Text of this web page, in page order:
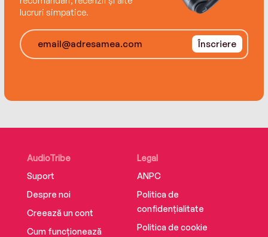
lucruri simpatice.
Înscriere
AudioTribe
Suport
Despre noi
Creează un cont
Cum funcționează
Legal
ANPC
Politica de
confidențialitate
Politica de cookie